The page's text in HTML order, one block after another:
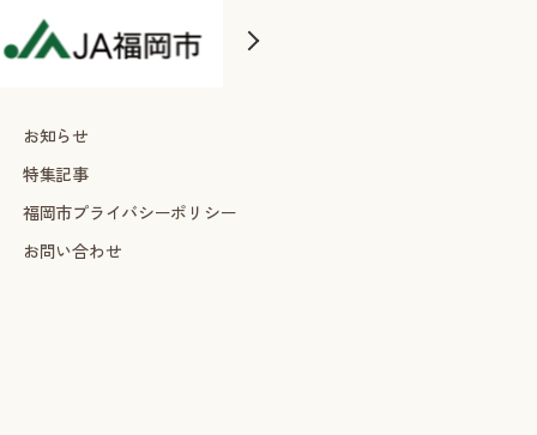
お知らせ
特集記事
福岡市プライバシーポリシー
お問い合わせ